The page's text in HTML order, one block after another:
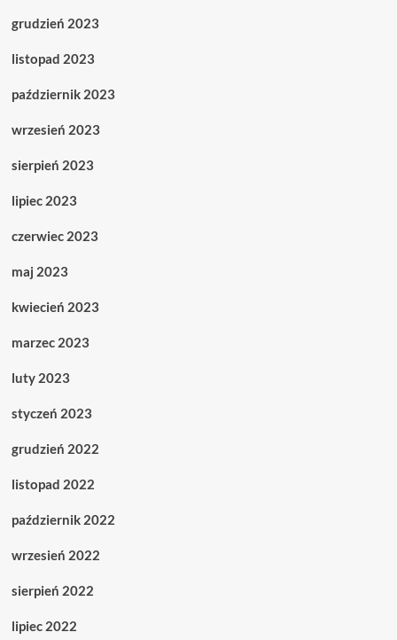
grudzień 2023
listopad 2023
październik 2023
wrzesień 2023
sierpień 2023
lipiec 2023
czerwiec 2023
maj 2023
kwiecień 2023
marzec 2023
luty 2023
styczeń 2023
grudzień 2022
listopad 2022
październik 2022
wrzesień 2022
sierpień 2022
lipiec 2022